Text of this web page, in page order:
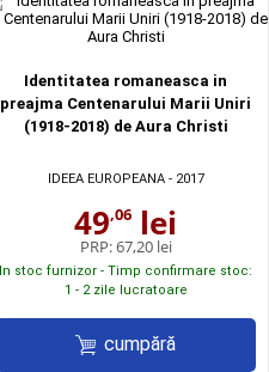
Identitatea romaneasca in
preajma Centenarului Marii Uniri
(1918-2018) de Aura Christi
IDEEA EUROPEANA- 2017
49,06 lei
PRP:67,20 lei
In stoc furnizor - Timp confirmare stoc:
1 - 2 zile lucratoare
cumpără